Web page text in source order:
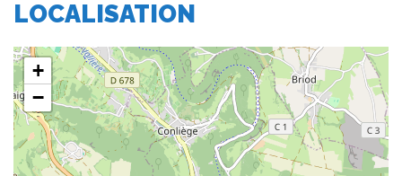
LOCALISATION
+
−